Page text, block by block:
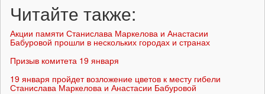
Читайте также:
Акции памяти Станислава Маркелова и Анастасии
Бабуровой прошли в нескольких городах и странах
Призыв комитета 19 января
19 января пройдет возложение цветов к месту гибели
Станислава Маркелова и Анастасии Бабуровой